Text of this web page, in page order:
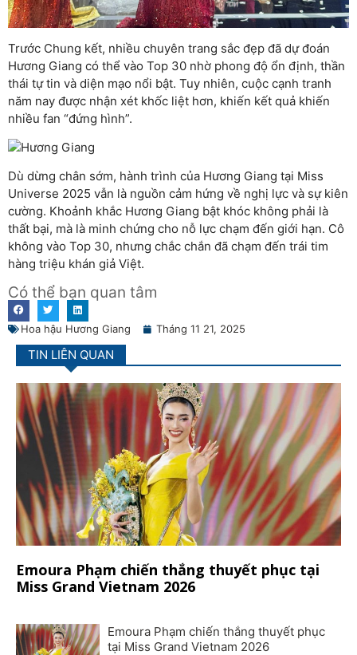
Trước Chung kết, nhiều chuyên trang sắc đẹp đã dự đoán
Hương Giang có thể vào Top 30 nhờ phong độ ổn định, thần
thái tự tin và diện mạo nổi bật. Tuy nhiên, cuộc cạnh tranh
năm nay được nhận xét khốc liệt hơn, khiến kết quả khiến
nhiều fan “đứng hình”.
Dù dừng chân sớm, hành trình của Hương Giang tại Miss
Universe 2025 vẫn là nguồn cảm hứng về nghị lực và sự kiên
cường. Khoảnh khắc Hương Giang bật khóc không phải là
thất bại, mà là minh chứng cho nỗ lực chạm đến giới hạn. Cô
không vào Top 30, nhưng chắc chắn đã chạm đến trái tim
hàng triệu khán giả Việt.
Có thể bạn quan tâm
Hoa hậu Hương Giang Tháng 11 21, 2025
TIN LIÊN QUAN
Emoura Phạm chiến thắng thuyết phục tại
Miss Grand Vietnam 2026
Emoura Phạm chiến thắng thuyết phục
tại Miss Grand Vietnam 2026